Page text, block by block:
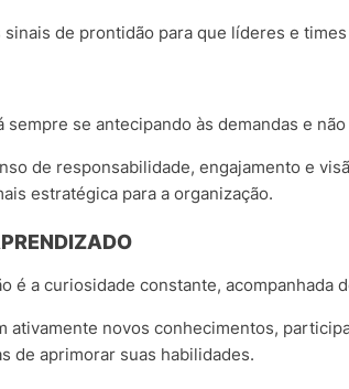
de prontidão para que líderes e
se antecipando às demandas e
de responsabilidade, engajamento e
estratégica para a organização.
é a curiosidade constante, acompanhada
ativamente novos conhecimentos,
de aprimorar suas habilidades.